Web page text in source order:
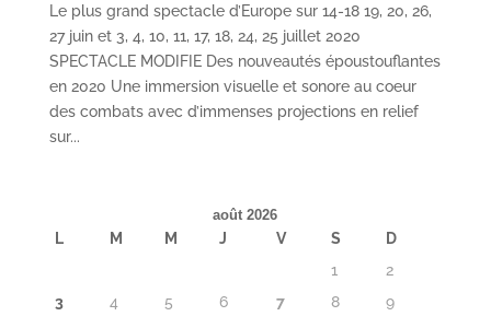
Le plus grand spectacle d’Europe sur 14-18 19, 20, 26,
27 juin et 3, 4, 10, 11, 17, 18, 24, 25 juillet 2020
SPECTACLE MODIFIE Des nouveautés époustouflantes
en 2020 Une immersion visuelle et sonore au coeur
des combats avec d’immenses projections en relief
sur...
août 2026
L M M J V S
D
1
2
3
4 5 6 7 8
9